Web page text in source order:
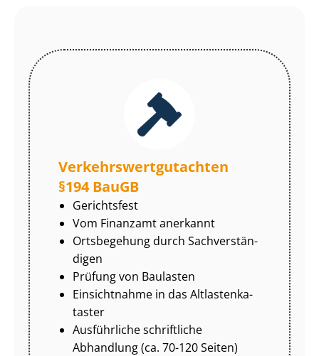
Ver­kehrs­wert­gut­ach­ten
§194 BauGB
Gerichtsfest
Vom Finanzamt anerkannt
Ortsbegehung durch Sach­ver­stän­
di­gen
Prüfung von Baulasten
Einsichtnahme in das Alt­las­ten­ka­
tas­ter
Ausführliche schriftliche
Abhandlung (ca. 70-120 Seiten)